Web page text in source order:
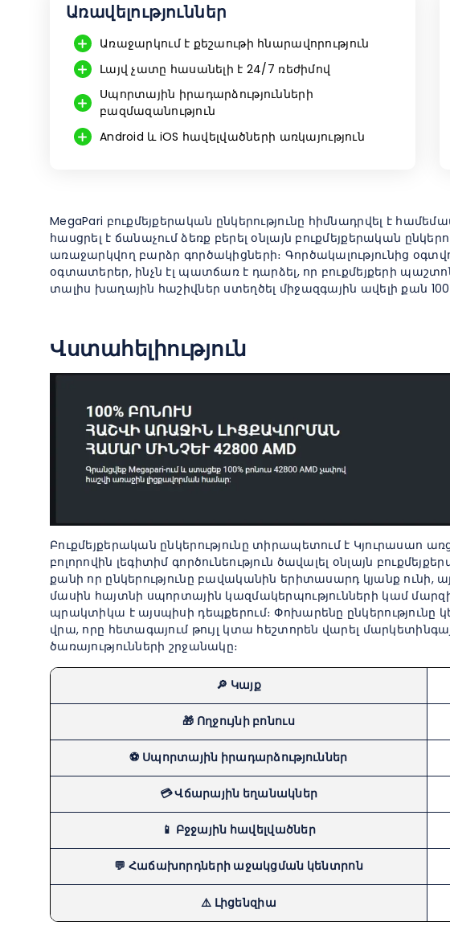
Առավելություններ
Առաջարկում է քեշաութի հնարավորություն
Լայվ չատը հասանելի է 24/7 ռեժիմով
Սպորտային իրադարձությունների
բազմազանություն
Android և iOS հավելվածների առկայություն
MegaPari բուքմեյքերական ընկերությունը հիմնադրվել է
հասցրել է ճանաչում ձեռք բերել օնլայն բուքմեյքերական
առաջարկվող բարձր գործակիցների։ Գործակալությունից
օգտատերեր, ինչն էլ պատճառ է դարձել, որ բուքմեյքերի
տալիս խաղային հաշիվներ ստեղծել միջազգային ավելի քան 100
Վստահելիություն
Բուքմեյքերական ընկերությունը տիրապետում է Կյուրասաո
բոլորովին լեգիտիմ գործունեություն ծավալել օնլայն
քանի որ ընկերությունը բավականին երիտասարդ կյանք ունի,
մասին հայտնի սպորտային կազմակերպությունների կամ
պրակտիկա է այսպիսի դեպքերում։ Փոխարենը ընկերությունը
վրա, որը հետագայում թույլ կտա հեշտորեն վարել
ծառայությունների շրջանակը։
🔎 Կայք
🎁 Ողջույնի բոնուս
⚽️ Սպորտային իրադարձություններ
💳 Վճարային եղանակներ
📱 Բջջային հավելվածներ
💬 Հաճախորդների աջակցման կենտրոն
⚠️ Լիցենզիա